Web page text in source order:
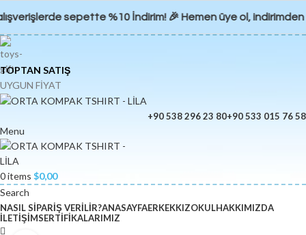
sepette %10 İndirim! 🎉 Hemen üye ol,
TOPTAN SATIŞ
UYGUN FİYAT
+90 538 296 23 80+90 533 015 76 58
Menu
0items $0,00
Search
NASIL SIPARIŞ VERILIR?ANASAYFAERKEKKIZOKULHAKKIMIZDA
İLETIŞIMSERTIFIKALARIMIZ